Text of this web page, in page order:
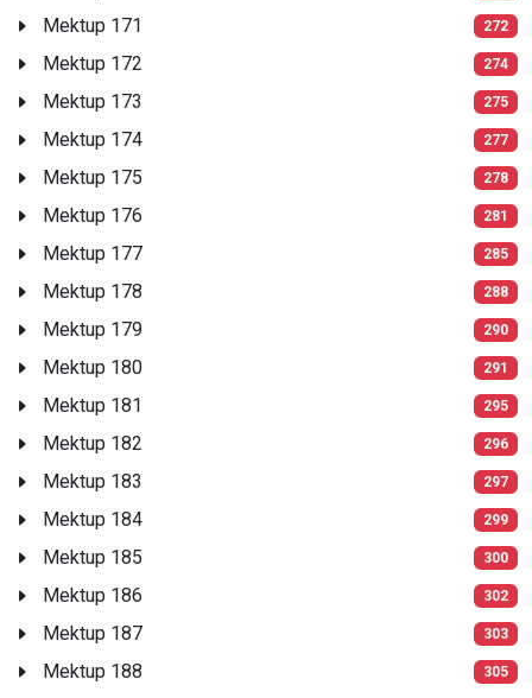
Mektup 171 272
Mektup 172 274
Mektup 173 275
Mektup 174 277
Mektup 175 278
Mektup 176 281
Mektup 177 285
Mektup 178 288
Mektup 179 290
Mektup 180 291
Mektup 181 295
Mektup 182 296
Mektup 183 297
Mektup 184 299
Mektup 185 300
Mektup 186 302
Mektup 187 303
Mektup 188 305